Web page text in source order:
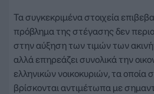
Τα συγκεκριμένα στοιχεία
πρόβλημα της στέγασης δεν
στην αύξηση των τιμών των
αλλά επηρεάζει συνολικά την
ελληνικών νοικοκυριών, τα οποία
βρίσκονται αντιμέτωπα με